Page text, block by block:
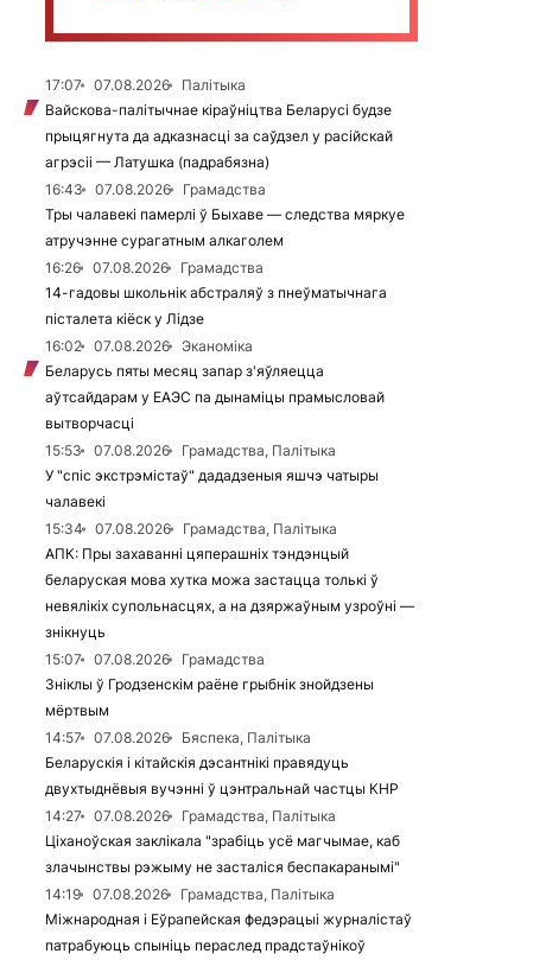
17:07 07.08.2026
Палітыка
Вайскова-палітычнае кіраўніцтва Беларусі будзе
прыцягнута да адказнасці за саўдзел у расійскай
агрэсіі — Латушка (падрабязна)
16:43
07.08.2026
Грамадства
Тры чалавекі памерлі ў Быхаве — следства мяркуе
атручэнне сурагатным алкаголем
16:26
07.08.2026
Грамадства
14-гадовы школьнік абстраляў з пнеўматычнага
пісталета кіёск у Лідзе
16:02
07.08.2026
Эканоміка
Беларусь пяты месяц запар з'яўляецца
аўтсайдарам у ЕАЭС па дынаміцы прамысловай
вытворчасці
15:53
07.08.2026
Грамадства, Палітыка
У "спіс экстрэмістаў" дададзеныя яшчэ чатыры
чалавекі
15:34
07.08.2026
Грамадства, Палітыка
АПК: Пры захаванні цяперашніх тэндэнцый
беларуская мова хутка можа застацца толькі ў
невялікіх супольнасцях, а на дзяржаўным узроўні —
знікнуць
15:07
07.08.2026
Грамадства
Зніклы ў Гродзенскім раёне грыбнік знойдзены
мёртвым
14:57
07.08.2026
Бяспека, Палітыка
Беларускія і кітайскія дэсантнікі правядуць
двухтыднёвыя вучэнні ў цэнтральнай частцы КНР
14:27
07.08.2026
Грамадства, Палітыка
Ціханоўская заклікала "зрабіць усё магчымае, каб
злачынствы рэжыму не засталіся беспакаранымі"
14:19
07.08.2026
Грамадства, Палітыка
Міжнародная і Еўрапейская федэрацыі журналістаў
патрабуюць спыніць пераслед прадстаўнікоў